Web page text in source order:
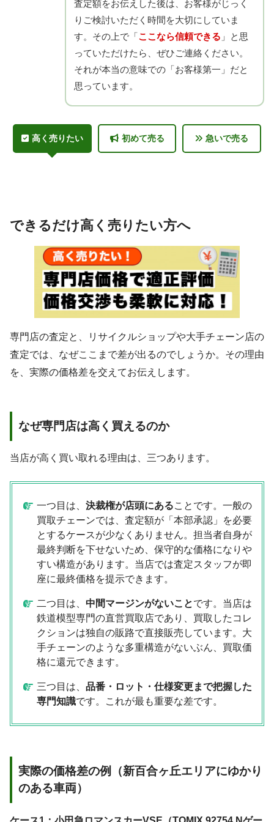
査定額をお伝えした後は、お客様がじっく
りご検討いただく時間を大切にしていま
す。その上で「 ここなら信頼できる 」と思
っていただけたら、ぜひご連絡ください。
それが本当の意味での「お客様第一」だと
思っています。
高く売りたい 初めて売る 急いで売る
できるだけ高く売りたい方へ
専門店の査定と、リサイクルショップや大手チェーン店の
査定では、なぜここまで差が出るのでしょうか。その理由
を、実際の価格差を交えてお伝えします。
なぜ専門店は高く買えるのか
当店が高く買い取れる理由は、三つあります。
一つ目は、 決裁権が店頭にあることです。一般の
買取チェーンでは、査定額が「本部承認」を必要
とするケースが少なくありません。担当者自身が
最終判断を下せないため、保守的な価格になりや
すい構造があります。当店では査定スタッフが即
座に最終価格を提示できます。
二つ目は、 中間マージンがないことです。当店は
鉄道模型専門の直営買取店であり、買取したコレ
クションは独自の販路で直接販売しています。大
手チェーンのような多重構造がないぶん、買取価
格に還元できます。
三つ目は、 品番・ロット・仕様変更まで把握した
専門知識です。これが最も重要な差です。
実際の価格差の例（新百合ヶ丘エリアにゆかり
のある車両）